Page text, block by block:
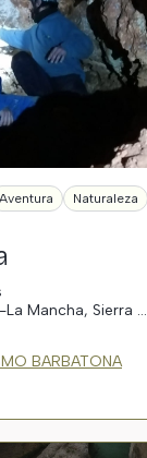
Aventura Naturaleza
Mancha, Sierra …
BARBATONA